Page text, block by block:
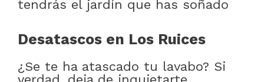
tendrás el jardín que has soñado
Desatascos en Los Ruices
¿Se te ha atascado tu lavabo? Si